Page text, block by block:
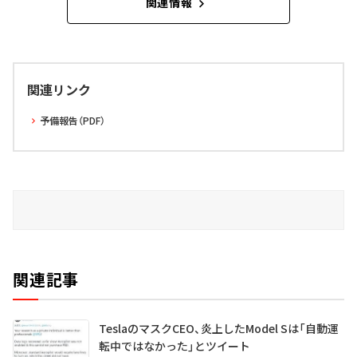
関連リンク
予備報告（PDF）
関連記事
TeslaのマスクCEO、炎上したModel Sは「自動運
転中ではなかった」とツイート